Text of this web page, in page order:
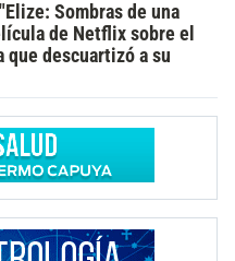
Sombras de una
de Netflix sobre el
que descuartizó a su